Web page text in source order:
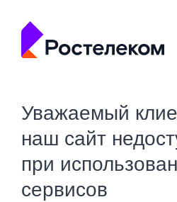
Уважаемый
наш сайт
при
сервисов